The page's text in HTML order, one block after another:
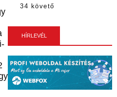
34 követő
HÍRLEVÉL